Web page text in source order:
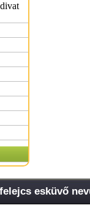
esküvő